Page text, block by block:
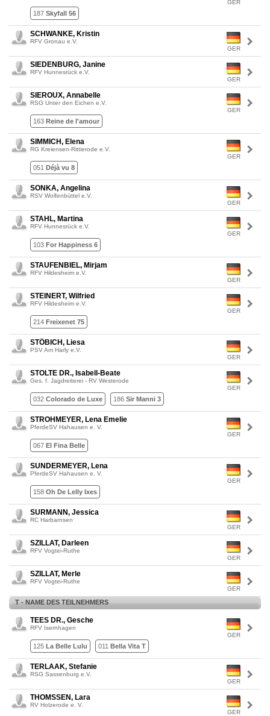
GER
187 Skyfall 56
GER
SCHWANKE, Kristin
RFV Gronau e.V.
GER
SIEDENBURG, Janine
RFV Hunnesrück e.V.
GER
SIEROUX, Annabelle
RSG Unter den Eichen e.V.
163 Reine de l'amour
GER
SIMMICH, Elena
RG Kreiensen-Rittierode e.V.
051 Déjà vu 8
GER
SONKA, Angelina
RSV Wolfenbüttel e.V.
GER
STAHL, Martina
RFV Hunnesrück e.V.
103 For Happiness 6
GER
STAUFENBIEL, Mirjam
RFV Hildesheim e.V.
GER
STEINERT, Wilfried
RFV Hildesheim e.V.
214 Freixenet 75
GER
STÖBICH, Liesa
PSV Am Harly e.V.
GER
STOLTE DR., Isabell-Beate
Ges. f. Jagdreiterei - RV Westerode
032 Colorado de Luxe 186 Sir Manni 3
GER
STROHMEYER, Lena Emelie
PferdeSV Hahausen e. V.
067 El Fina Belle
GER
SUNDERMEYER, Lena
PferdeSV Hahausen e. V.
158 Oh De Lelly Ixes
GER
SURMANN, Jessica
RC Harbarnsen
GER
SZILLAT, Darleen
RFV Vogtei-Ruthe
GER
SZILLAT, Merle
RFV Vogtei-Ruthe
T - NAME DES TEILNEHMERS
GER
TEES DR., Gesche
RFV Isernhagen
125 La Belle Lulu 011 Bella Vita T
GER
TERLAAK, Stefanie
RSG Sassenburg e.V.
GER
THOMSSEN, Lara
RV Holzerode e. V.